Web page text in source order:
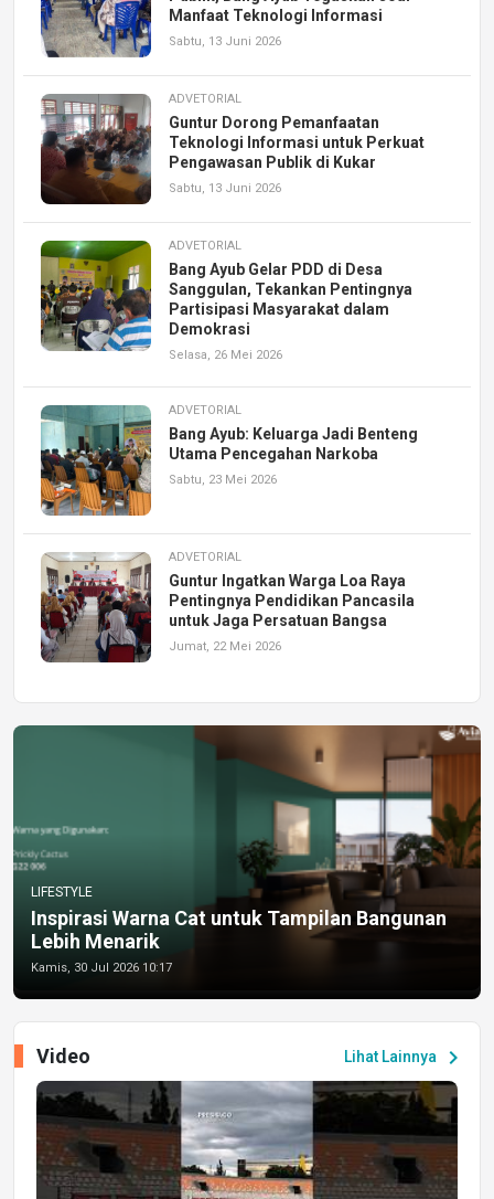
Manfaat Teknologi Informasi
Sabtu, 13 Juni 2026
ADVETORIAL
Guntur Dorong Pemanfaatan
Teknologi Informasi untuk Perkuat
Pengawasan Publik di Kukar
Sabtu, 13 Juni 2026
ADVETORIAL
Bang Ayub Gelar PDD di Desa
Sanggulan, Tekankan Pentingnya
Partisipasi Masyarakat dalam
Demokrasi
Selasa, 26 Mei 2026
ADVETORIAL
Bang Ayub: Keluarga Jadi Benteng
Utama Pencegahan Narkoba
Sabtu, 23 Mei 2026
ADVETORIAL
Guntur Ingatkan Warga Loa Raya
Pentingnya Pendidikan Pancasila
untuk Jaga Persatuan Bangsa
Jumat, 22 Mei 2026
LIFESTYLE
Inspirasi Warna Cat untuk Tampilan Bangunan
Lebih Menarik
Kamis, 30 Jul 2026 10:17
Lihat Lainnya chevron_right
Video